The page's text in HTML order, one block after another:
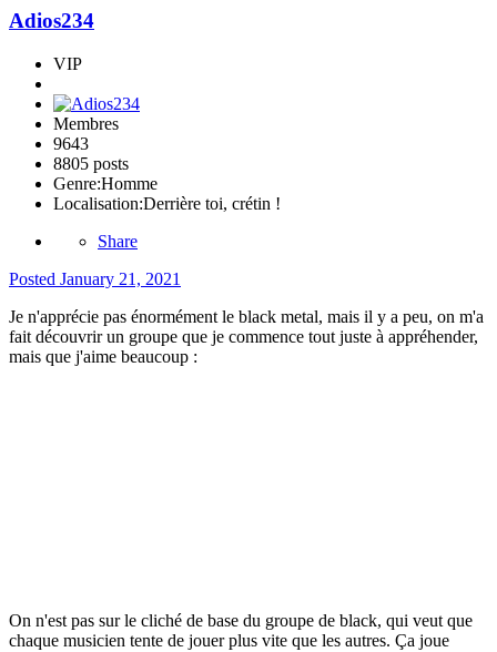
Adios234
VIP
Membres
9643
8805 posts
Genre:Homme
Localisation:Derrière toi, crétin !
Share
Posted January 21, 2021
Je n'apprécie pas énormément le black metal, mais il y a peu, on m'a
fait découvrir un groupe que je commence tout juste à appréhender,
mais que j'aime beaucoup :
On n'est pas sur le cliché de base du groupe de black, qui veut que
chaque musicien tente de jouer plus vite que les autres. Ça joue